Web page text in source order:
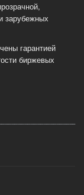
зарубежных
гарантией
биржевых